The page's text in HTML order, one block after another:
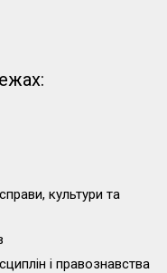
культури та
і правознавства